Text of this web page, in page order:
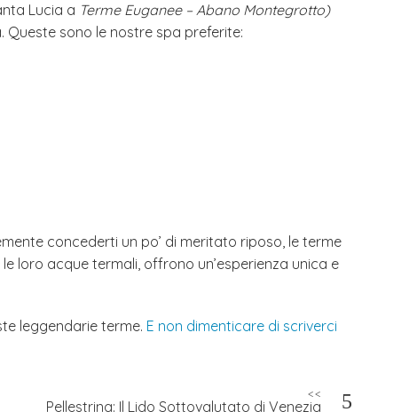
Lucia a Terme Euganee – Abano Montegrotto)
sono le nostre spa preferite:
concederti un po’ di meritato riposo, le terme
loro acque termali, offrono un’esperienza unica e
leggendarie terme. E non dimenticare di scriverci
<<
Pellestrina: Il Lido Sottovalutato di Venezia